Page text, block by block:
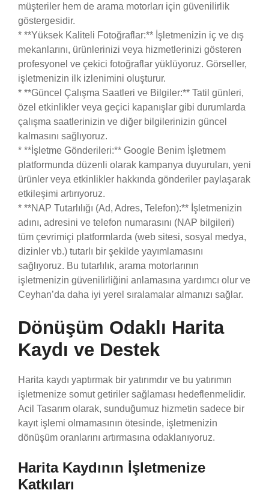
müşteriler hem de arama motorları için güvenilirlik
göstergesidir.
* **Yüksek Kaliteli Fotoğraflar:** İşletmenizin iç ve dış
mekanlarını, ürünlerinizi veya hizmetlerinizi gösteren
profesyonel ve çekici fotoğraflar yüklüyoruz. Görseller,
işletmenizin ilk izlenimini oluşturur.
* **Güncel Çalışma Saatleri ve Bilgiler:** Tatil günleri,
özel etkinlikler veya geçici kapanışlar gibi durumlarda
çalışma saatlerinizin ve diğer bilgilerinizin güncel
kalmasını sağlıyoruz.
* **İşletme Gönderileri:** Google Benim İşletmem
platformunda düzenli olarak kampanya duyuruları, yeni
ürünler veya etkinlikler hakkında gönderiler paylaşarak
etkileşimi artırıyoruz.
* **NAP Tutarlılığı (Ad, Adres, Telefon):** İşletmenizin
adını, adresini ve telefon numarasını (NAP bilgileri)
tüm çevrimiçi platformlarda (web sitesi, sosyal medya,
dizinler vb.) tutarlı bir şekilde yayımlamasını
sağlıyoruz. Bu tutarlılık, arama motorlarının
işletmenizin güvenilirliğini anlamasına yardımcı olur ve
Ceyhan’da daha iyi yerel sıralamalar almanızı sağlar.
Dönüşüm Odaklı Harita
Kaydı ve Destek
Harita kaydı yaptırmak bir yatırımdır ve bu yatırımın
işletmenize somut getiriler sağlaması hedeflenmelidir.
Acil Tasarım olarak, sunduğumuz hizmetin sadece bir
kayıt işlemi olmamasının ötesinde, işletmenizin
dönüşüm oranlarını artırmasına odaklanıyoruz.
Harita Kaydının İşletmenize
Katkıları